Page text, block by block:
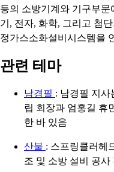
등의 소방기계와 기구부문
기, 전자, 화학, 그리고 첨
정가스소화설비시스템을
관련 테마
남경필 : 남경필 지사
립 회장과 엄홍길 휴
한 바 있음
산불 : 스프링클러헤
조 및 소방 설비 공사